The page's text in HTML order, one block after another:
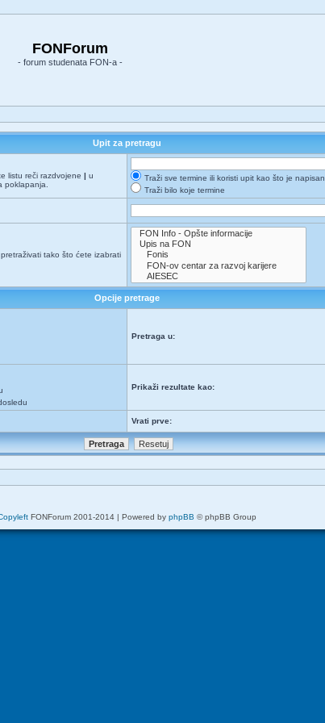
FONForum
- forum studenata FON-a -
Upit za pretragu
listu reči razdvojene | u
poklapanja.
Traži sve termine ili koristi upit kao što je napisan
Traži bilo koje termine
tako što ćete izabrati
Opcije pretrage
Pretraga u:
Prikaži rezultate kao:
Vrati prve:
FONForum 2001-2014 | Powered by phpBB © phpBB Group